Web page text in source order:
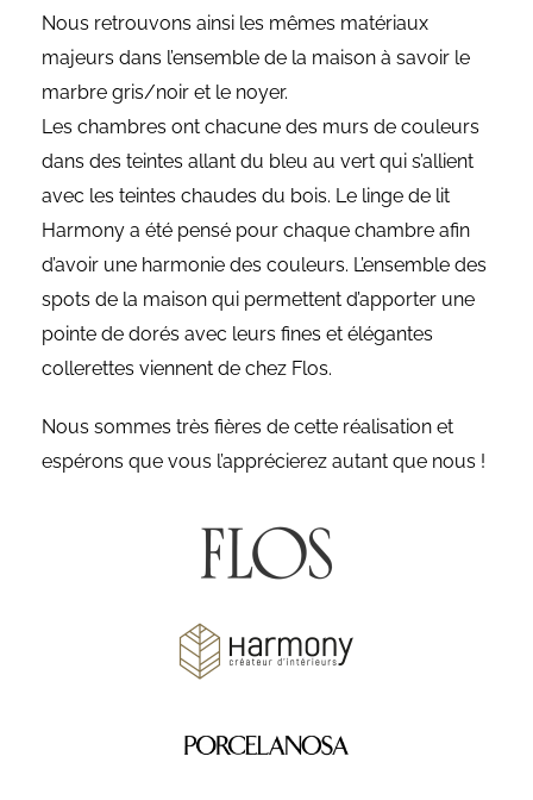
Nous retrouvons ainsi les mêmes matériaux
majeurs dans l’ensemble de la maison à savoir le
marbre gris/noir et le noyer.
Les chambres ont chacune des murs de couleurs
dans des teintes allant du bleu au vert qui s’allient
avec les teintes chaudes du bois. Le linge de lit
Harmony a été pensé pour chaque chambre afin
d’avoir une harmonie des couleurs. L’ensemble des
spots de la maison qui permettent d’apporter une
pointe de dorés avec leurs fines et élégantes
collerettes viennent de chez Flos.
Nous sommes très fières de cette réalisation et
espérons que vous l’apprécierez autant que nous !